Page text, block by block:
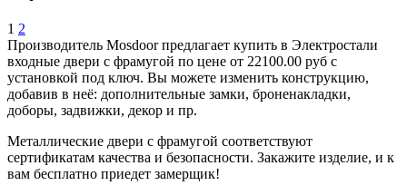
1 2
Производитель Mosdoor предлагает купить в Электростали
входные двери с фрамугой по цене от 22100.00 руб с
установкой под ключ. Вы можете изменить конструкцию,
добавив в неё: дополнительные замки, броненакладки,
доборы, задвижки, декор и пр.
Металлические двери с фрамугой соответствуют
сертификатам качества и безопасности. Закажите изделие, и к
вам бесплатно приедет замерщик!